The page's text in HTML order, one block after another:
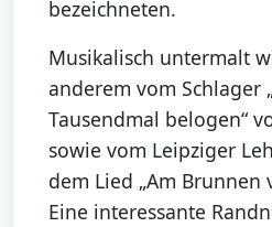
bezeichneten.
Musikalisch untermalt
anderem vom Schlager
Tausendmal belogen“
sowie vom Leipziger
dem Lied „Am Brunnen
Eine interessante